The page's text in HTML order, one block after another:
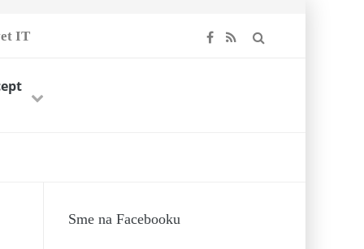
IT
Previous
Next
Sme na Facebooku